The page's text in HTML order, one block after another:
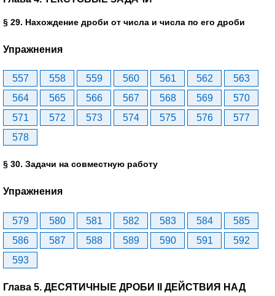
§ 29. Нахождение дроби от числа и числа по его дроби
Упражнения
557 558 559 560 561 562
563
564
565 566 567 568 569
570
571
572 573 574 575 576
577
578
§ 30. Задачи на совместную работу
Упражнения
579 580 581 582 583 584
585
586
587 588 589 590 591
592
593
Глава 5. ДЕСЯТИЧНЫЕ ДРОБИ II ДЕЙСТВИЯ НАД